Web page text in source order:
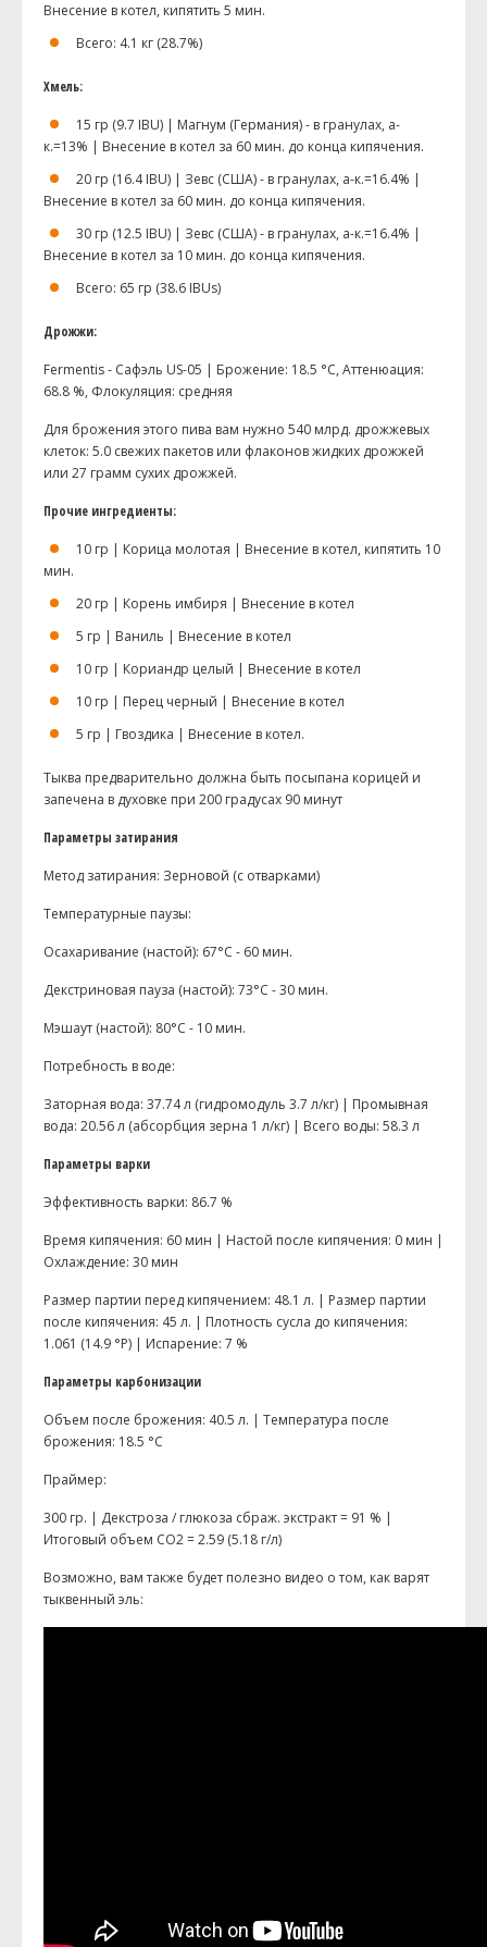
Внесение в котел, кипятить 5 мин.
Всего: 4.1 кг (28.7%)
Хмель:
15 гр (9.7 IBU) | Магнум (Германия) - в гранулах, a-
к.=13% | Внесение в котел за 60 мин. до конца кипячения.
20 гр (16.4 IBU) | Зевс (США) - в гранулах, a-к.=16.4% |
Внесение в котел за 60 мин. до конца кипячения.
30 гр (12.5 IBU) | Зевс (США) - в гранулах, a-к.=16.4% |
Внесение в котел за 10 мин. до конца кипячения.
Всего: 65 гр (38.6 IBUs)
Дрожжи:
Fermentis - Сафэль US-05 | Брожение: 18.5 °С, Аттенюация:
68.8 %, Флокуляция: средняя
Для брожения этого пива вам нужно 540 млрд. дрожжевых
клеток: 5.0 свежих пакетов или флаконов жидких дрожжей
или 27 грамм сухих дрожжей.
Прочие ингредиенты:
10 гр | Корица молотая | Внесение в котел, кипятить 10
мин.
20 гр | Корень имбиря | Внесение в котел
5 гр | Ваниль | Внесение в котел
10 гр | Кориандр целый | Внесение в котел
10 гр | Перец черный | Внесение в котел
5 гр | Гвоздика | Внесение в котел.
Тыква предварительно должна быть посыпана корицей и
запечена в духовке при 200 градусах 90 минут
Параметры затирания
Метод затирания: Зерновой (с отварками)
Температурные паузы:
Осахаривание (настой): 67°С - 60 мин.
Декстриновая пауза (настой): 73°С - 30 мин.
Мэшаут (настой): 80°С - 10 мин.
Потребность в воде:
Заторная вода: 37.74 л (гидромодуль 3.7 л/кг) | Промывная
вода: 20.56 л (абсорбция зерна 1 л/кг) | Всего воды: 58.3 л
Параметры варки
Эффективность варки: 86.7 %
Время кипячения: 60 мин | Настой после кипячения: 0 мин |
Охлаждение: 30 мин
Размер партии перед кипячением: 48.1 л. | Размер партии
после кипячения: 45 л. | Плотность сусла до кипячения:
1.061 (14.9 °P) | Испарение: 7 %
Параметры карбонизации
Объем после брожения: 40.5 л. | Температура после
брожения: 18.5 °С
Праймер:
300 гр. | Декстроза / глюкоза сбраж. экстракт = 91 % |
Итоговый объем СO2 = 2.59 (5.18 г/л)
Возможно, вам также будет полезно видео о том, как варят
тыквенный эль: